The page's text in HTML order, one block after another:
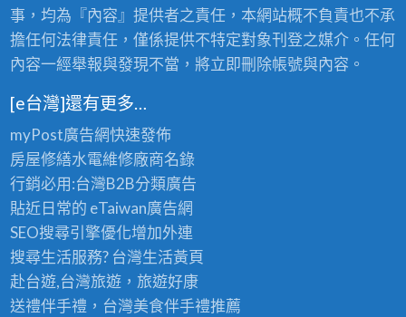
事，均為『內容』提供者之責任，本網站概不負責也不承
擔任何法律責任，僅係提供不特定對象刊登之媒介。任何
內容一經舉報與發現不當，將立即刪除帳號與內容。
[e台灣]還有更多…
myPost廣告網快速發佈
房屋修繕水電維修廠商名錄
行銷必用:台灣B2B分類廣告
貼近日常的 eTaiwan廣告網
SEO搜尋引擎優化增加外連
搜尋生活服務? 台灣生活黃頁
赴台遊,台灣旅遊，旅遊好康
送禮伴手禮，台灣美食伴手禮推薦